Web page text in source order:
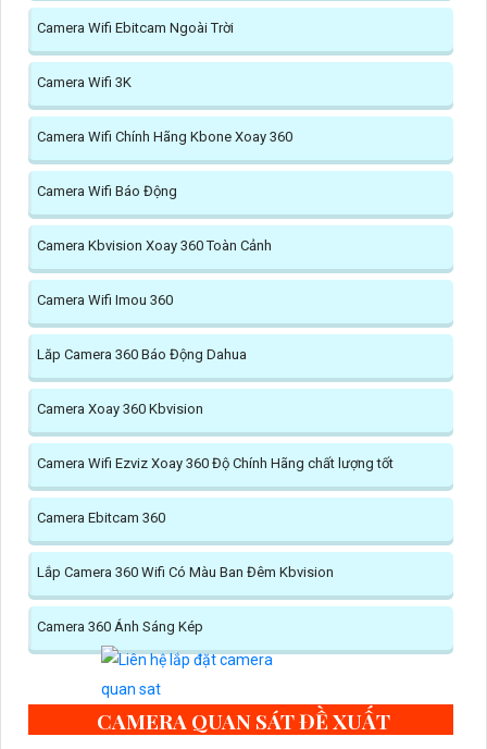
Camera Wifi Ebitcam Ngoài Trời
Camera Wifi 3K
Camera Wifi Chính Hãng Kbone Xoay 360
Camera Wifi Báo Động
Camera Kbvision Xoay 360 Toàn Cảnh
Camera Wifi Imou 360
Lăp Camera 360 Báo Động Dahua
Camera Xoay 360 Kbvision
Camera Wifi Ezviz Xoay 360 Độ Chính Hãng chất lượng tốt
Camera Ebitcam 360
Lắp Camera 360 Wifi Có Màu Ban Đêm Kbvision
Camera 360 Ánh Sáng Kép
CAMERA QUAN SÁT ĐỀ XUẤT